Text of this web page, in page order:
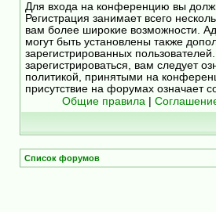
Для входа на конференцию вы
Регистрация занимает всего
вам более широкие возможности.
могут быть установлены также
зарегистрированных
зарегистрироваться, вам следует
политикой, принятыми на
присутствие на форумах означает
Общие правила
Список форумов